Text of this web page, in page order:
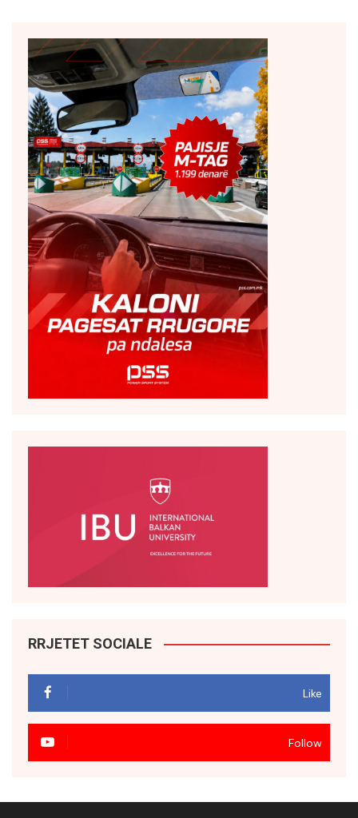
RRJETET SOCIALE
Like
Follow